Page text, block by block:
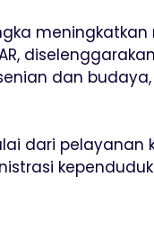
dan
dari pelayanan